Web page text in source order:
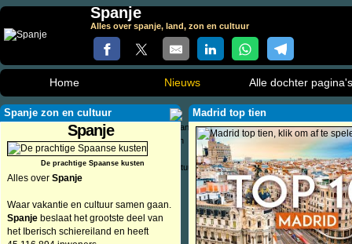
Spanje
Alles over spanje, land, zon en cultuur
Home Nieuws Alle dochter pagina's
Spanje zon en cultuur
Spanje
De prachtige Spaanse kusten
Alles over Spanje
Waar vakantie en cultuur samen gaan.
Spanje beslaat het grootste deel van
het Iberisch schiereiland en heeft
Madrid top tien